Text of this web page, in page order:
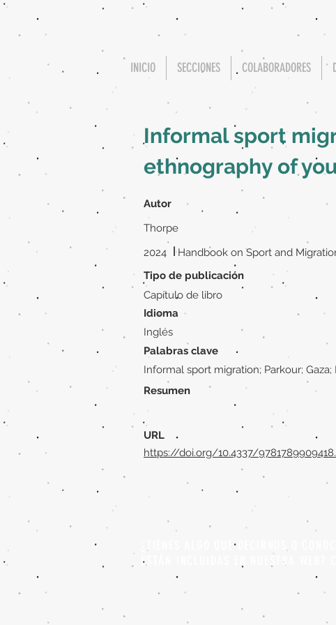
INICIO SECCIONES COLABORADORES
Informal sport
ethnography of
Autor
Thorpe
2024 | Handbook on Sport and
Tipo de publicación
Capítulo de libro
Idioma
Inglés
Palabras clave
Informal sport migration; Parkour;
Resumen
URL
https://doi.org/10.4337/
¿TIENES ALGO QUE DECIRNOS O
ESTÁN INCLUIDAS EN NUESTRA WEB?